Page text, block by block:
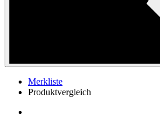
Merkliste
Produktvergleich